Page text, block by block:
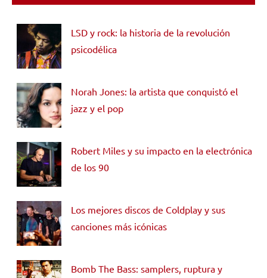
LSD y rock: la historia de la revolución
psicodélica
Norah Jones: la artista que conquistó el
jazz y el pop
Robert Miles y su impacto en la electrónica
de los 90
Los mejores discos de Coldplay y sus
canciones más icónicas
Bomb The Bass: samplers, ruptura y